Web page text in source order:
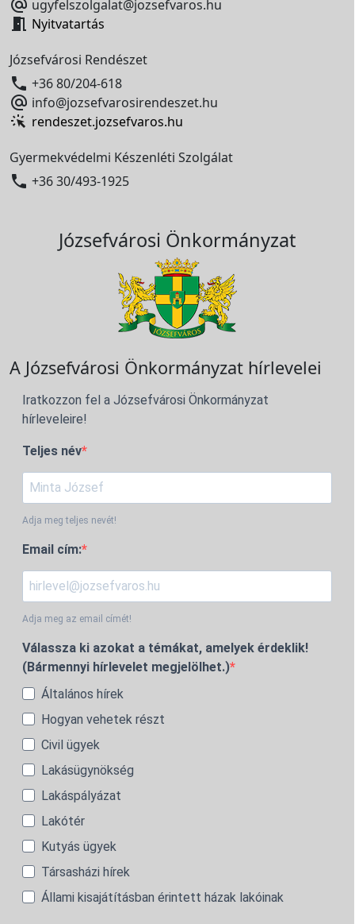
 ugyfelszolgalat@jozsefvaros.hu
 Nyitvatartás
Józsefvárosi Rendészet
 +36 80/204-618
 info@jozsefvarosirendeszet.hu
rendeszet.jozsefvaros.hu
Gyermekvédelmi Készenléti Szolgálat
 +36 30/493-1925
Józsefvárosi Önkormányzat
A Józsefvárosi Önkormányzat hírlevelei
Iratkozzon fel a Józsefvárosi Önkormányzat
hírleveleire!
Teljes név
Adja meg teljes nevét!
Email cím:
Adja meg az email címét!
Válassza ki azokat a témákat, amelyek érdeklik!
(Bármennyi hírlevelet megjelölhet.)
Általános hírek
Hogyan vehetek részt
Civil ügyek
Lakásügynökség
Lakáspályázat
Lakótér
Kutyás ügyek
Társasházi hírek
Állami kisajátításban érintett házak lakóinak